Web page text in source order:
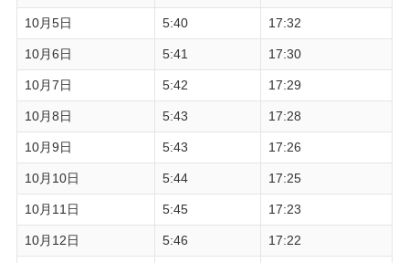
10月5日 5:40 17:32
10月6日 5:41 17:30
10月7日 5:42 17:29
10月8日 5:43 17:28
10月9日 5:43 17:26
10月10日 5:44 17:25
10月11日 5:45 17:23
10月12日 5:46 17:22